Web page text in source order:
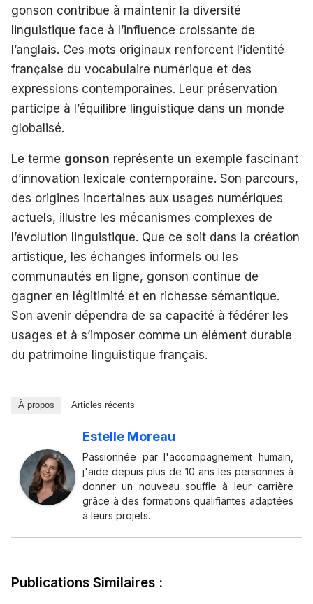
gonson contribue à maintenir la diversité
linguistique face à l’influence croissante de
l’anglais. Ces mots originaux renforcent l’identité
française du vocabulaire numérique et des
expressions contemporaines. Leur préservation
participe à l’équilibre linguistique dans un monde
globalisé.
Le terme gonson représente un exemple fascinant
d’innovation lexicale contemporaine. Son parcours,
des origines incertaines aux usages numériques
actuels, illustre les mécanismes complexes de
l’évolution linguistique. Que ce soit dans la création
artistique, les échanges informels ou les
communautés en ligne, gonson continue de
gagner en légitimité et en richesse sémantique.
Son avenir dépendra de sa capacité à fédérer les
usages et à s’imposer comme un élément durable
du patrimoine linguistique français.
À propos Articles récents
Estelle Moreau
Passionnée par l'accompagnement humain,
j'aide depuis plus de 10 ans les personnes à
donner un nouveau souffle à leur carrière
grâce à des formations qualifiantes adaptées
à leurs projets.
Publications Similaires :